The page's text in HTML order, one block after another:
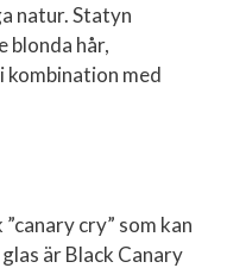
natur. Statyn
blonda hår,
kombination med
cry” som kan
är Black Canary